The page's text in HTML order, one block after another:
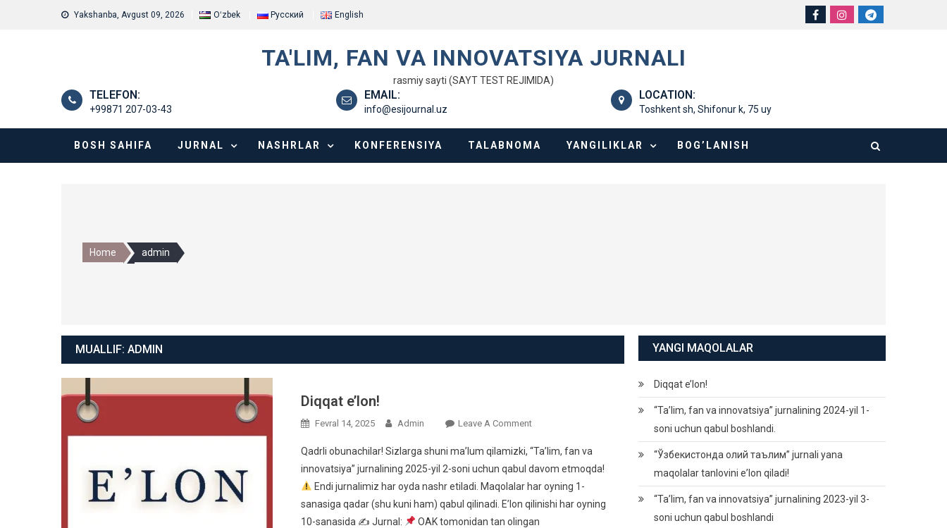
Yakshanba, Avgust 09, 2026 Oʻzbek Русский English
TA'LIM, FAN VA INNOVATSIYA JURNALI
rasmiy sayti (SAYT TEST REJIMIDA)
TELEFON:
+99871 207-03-43
EMAIL:
info@esijournal.uz
LOCATION:
Toshkent sh, Shifonur k, 75 uy
BOSH SAHIFA JURNAL NASHRLAR KONFERENSIYA TALABNOMA YANGILIKLAR BOG’LANISH
Home admin
MUALLIF: ADMIN
Diqqat e’lon!
Fevral 14, 2025 Admin Leave A CommentOn
E’lon!
Qadrli obunachilar! Sizlarga shuni ma’lum qilamizki, “Ta’lim, fan va
innovatsiya” jurnalining 2025-yil 2-soni uchun qabul davom etmoqda!
Endi jurnalimiz har oyda nashr etiladi. Maqolalar har oyning 1-
sanasiga qadar (shu kuni ham) qabul qilinadi. E’lon qilinishi har oyning
10-sanasida ✍ Jurnal:
OAK tomonidan tan olingan
YANGI MAQOLALAR
Diqqat e’lon!
“Ta’lim, fan va innovatsiya” jurnalining 2024-yil 1-
soni uchun qabul boshlandi.
“Ўзбекистонда олий таълим” jurnali yana
maqolalar tanlovini eʼlon qiladi!
“Ta’lim, fan va innovatsiya” jurnalining 2023-yil 3-
soni uchun qabul boshlandi